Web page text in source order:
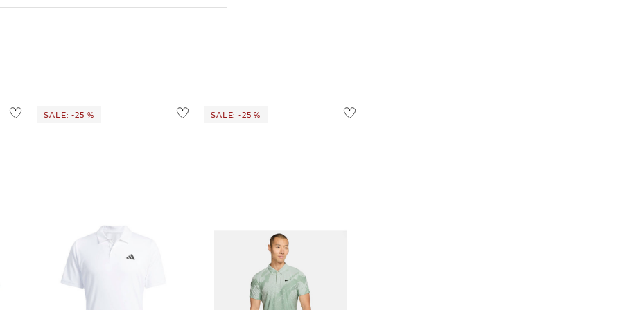
Ausland findest duhier
SALE: -25 % SALE: -25 %